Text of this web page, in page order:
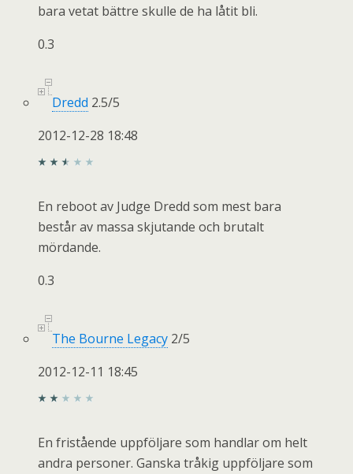
bara vetat bättre skulle de ha låtit bli.
0.3
Dredd 2.5/5
2012-12-28 18:48
En reboot av Judge Dredd som mest bara
består av massa skjutande och brutalt
mördande.
0.3
The Bourne Legacy 2/5
2012-12-11 18:45
En fristående uppföljare som handlar om helt
andra personer. Ganska tråkig uppföljare som